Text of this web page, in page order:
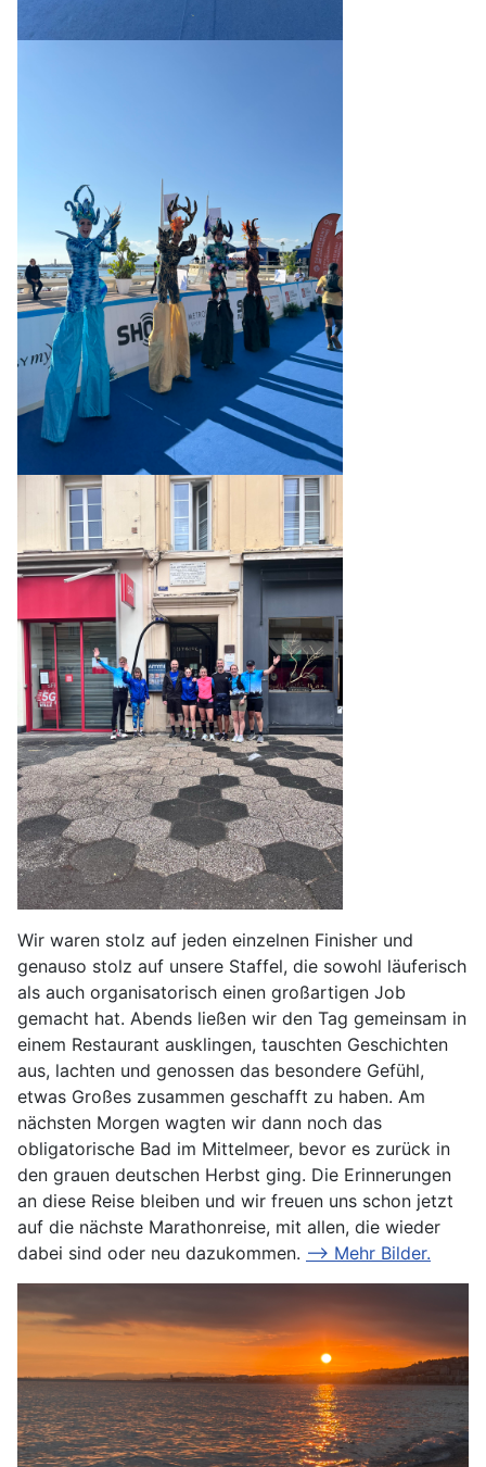
Wir waren stolz auf jeden einzelnen Finisher und
genauso stolz auf unsere Staffel, die sowohl läuferisch
als auch organisatorisch einen großartigen Job
gemacht hat. Abends ließen wir den Tag gemeinsam in
einem Restaurant ausklingen, tauschten Geschichten
aus, lachten und genossen das besondere Gefühl,
etwas Großes zusammen geschafft zu haben. Am
nächsten Morgen wagten wir dann noch das
obligatorische Bad im Mittelmeer, bevor es zurück in
den grauen deutschen Herbst ging. Die Erinnerungen
an diese Reise bleiben und wir freuen uns schon jetzt
auf die nächste Marathonreise, mit allen, die wieder
dabei sind oder neu dazukommen. --> Mehr Bilder.